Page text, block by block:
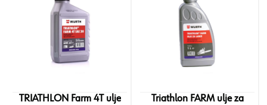
TRIATHLON Farm 4T ulje
Triathlon FARM ulje za